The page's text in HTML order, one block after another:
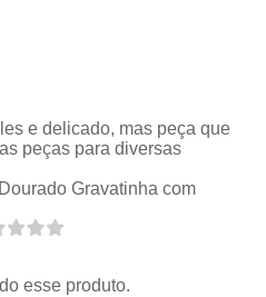
e delicado, mas peça que
peças para diversas
Gravatinha com
esse produto.